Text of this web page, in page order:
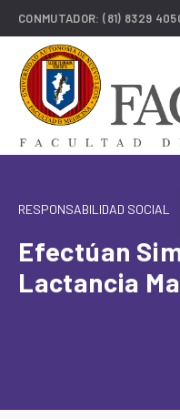
CONMUTADOR:(81) 8329
RESPONSABILIDAD SOCIAL
Efectúan
Lactancia